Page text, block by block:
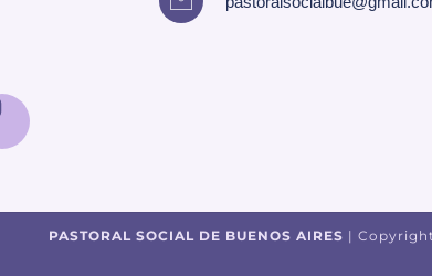
PASTORAL SOCIAL DE BUENOS AIRES |